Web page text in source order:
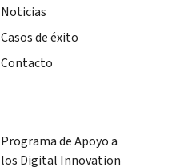
Noticias
Casos de éxito
Contacto
Programa de Apoyo a
los Digital Innovation